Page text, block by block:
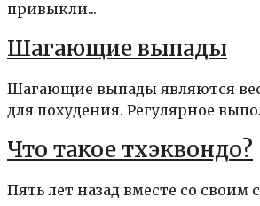
привыкли...
Шагающие выпады
Шагающие выпады являются
для похудения. Регулярное
Что такое тхэквондо?
Пять лет назад вместе со